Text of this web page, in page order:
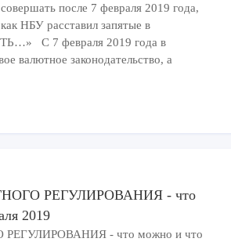
после 7 февраля 2019 года,
НБУ расставил запятые в
С 7 февраля 2019 года в
валютное законодательство, а
РЕГУЛИРОВАНИЯ - что
2019
- что можно и что